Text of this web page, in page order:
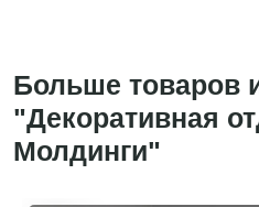
Больше товаров
"Декоративная
Молдинги"